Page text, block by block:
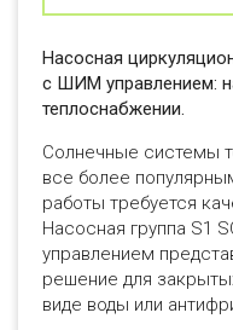
Насосная
с ШИМ управлением:
теплоснабжении.
Солнечные системы
все более
работы требуется
Насосная группа S1
управлением
решение для
виде воды или